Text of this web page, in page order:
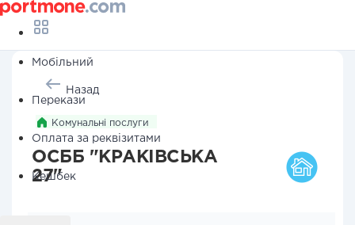
Мобільний
Перекази
Оплата за реквізитами
Кешбек
Назад
Комунальні послуги
ОСББ "КРАКІВСЬКА
27"